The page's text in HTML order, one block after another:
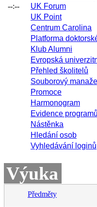
--:--
UK Forum
UK Point
Centrum Carolina
Platforma
Klub Alumni
Evropská
Přehled školitelů
Souborový
Promoce
Harmonogram
Evidence
Nástěnka
Hledání osob
Vyhledávání loginů
Výuka
Předměty